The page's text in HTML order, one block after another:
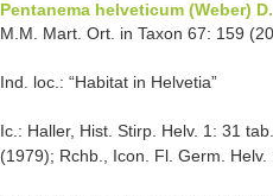
Pentanema helveticum (Weber)
M.M. Mart. Ort. in Taxon 67: 159
Ind. loc.: “Habitat in Helvetia”
Ic.: Haller, Hist. Stirp. Helv. 1: 31
(1979); Rchb., Icon. Fl. Germ.